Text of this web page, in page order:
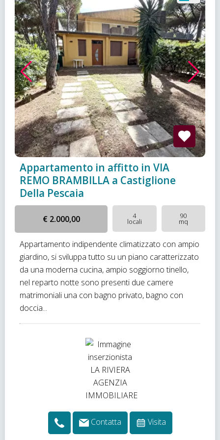
Appartamento in affitto in VIA
REMO BRAMBILLA a Castiglione
Della Pescaia
€ 2.000,00 4
locali
90
mq
Appartamento indipendente climatizzato con ampio
giardino, si sviluppa tutto su un piano caratterizzato
da una moderna cucina, ampio soggiorno tinello,
nel reparto notte sono presenti due camere
matrimoniali una con bagno privato, bagno con
doccia...
Contatta Visita